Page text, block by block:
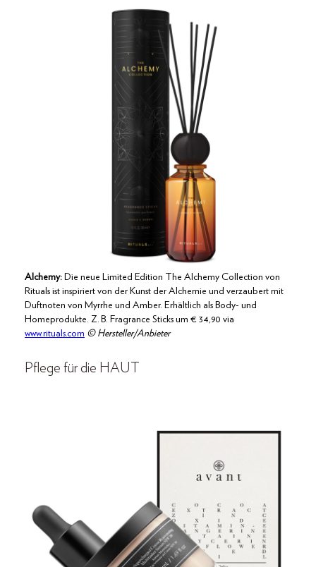
Alchemy: Die neue Limited Edition The Alchemy Collection von
Rituals ist inspiriert von der Kunst der Alchemie und verzaubert mit
Duftnoten von Myrrhe und Amber. Erhältlich als Body- und
Homeprodukte. Z. B. Fragrance Sticks um € 34,90 via
www.rituals.com © Hersteller/Anbieter
Pflege für die HAUT